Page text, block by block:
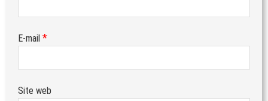
E-mail *
Site web